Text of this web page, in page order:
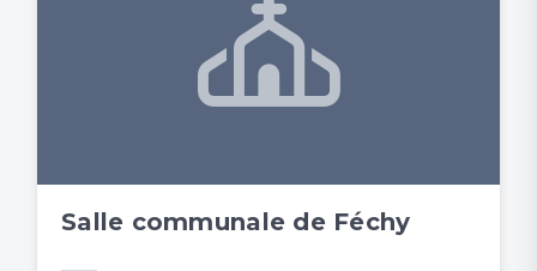
Salle communale de Féchy